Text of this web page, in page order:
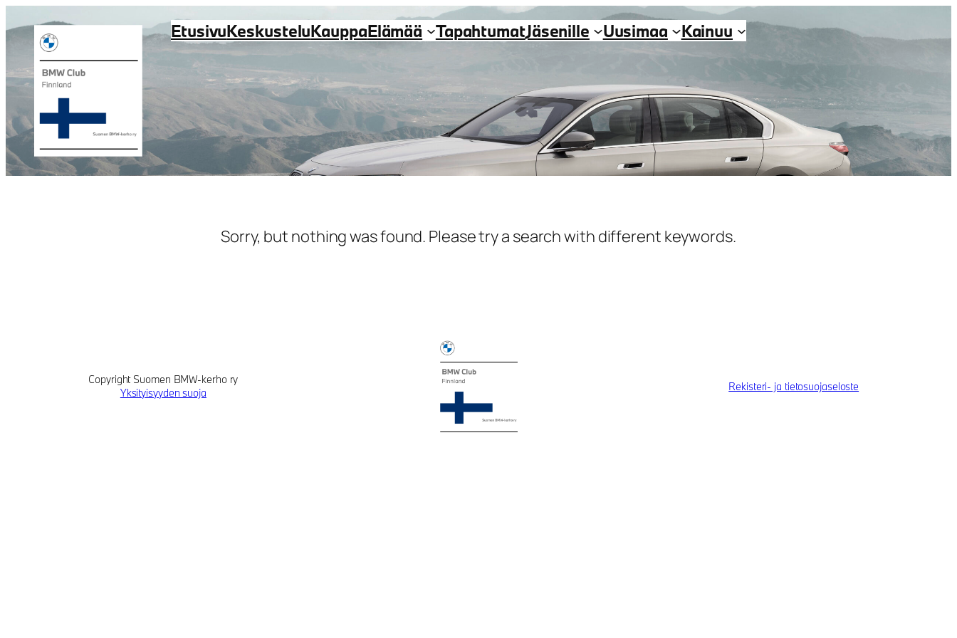
sisältöön
EtusivuKeskusteluKauppaElämää TapahtumatJäsenille Uusimaa Kainuu
Sorry, but nothing was found. Please try a search with different keywords.
Copyright Suomen BMW-kerho ry
Yksityisyyden suoja
Rekisteri- ja tietosuojaseloste